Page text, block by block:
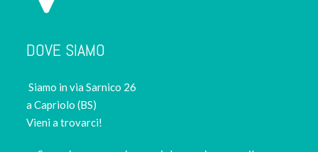
DOVE SIAMO
Siamo in via Sarnico 26
a Capriolo (BS)
Vieni a trovarci!